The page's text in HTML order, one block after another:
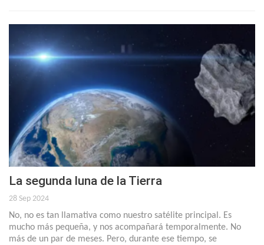
La segunda luna de la Tierra
28 Sep 2024
No, no es tan llamativa como nuestro satélite principal. Es
mucho más pequeña, y nos acompañará temporalmente. No
más de un par de meses. Pero, durante ese tiempo, se